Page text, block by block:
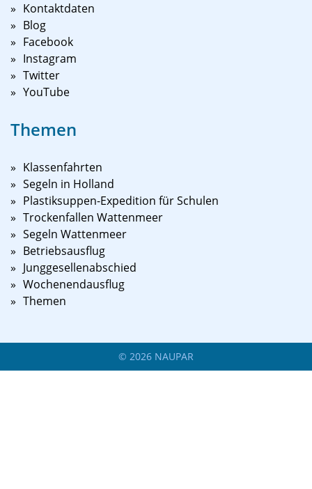
Kontaktdaten
Blog
Facebook
Instagram
Twitter
YouTube
Themen
Klassenfahrten
Segeln in Holland
Plastiksuppen-Expedition für Schulen
Trockenfallen Wattenmeer
Segeln Wattenmeer
Betriebsausflug
Junggesellenabschied
Wochenendausflug
Themen
© 2026 NAUPAR